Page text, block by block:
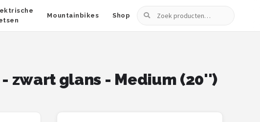
Mountainbikes Shop
Zoeken
zwart glans - Medium (20'')